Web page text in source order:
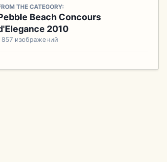
THE CATEGORY:
Beach Concours
2010
857 изображений